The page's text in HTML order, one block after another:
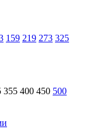
159 219 273 325
355 400 450 500